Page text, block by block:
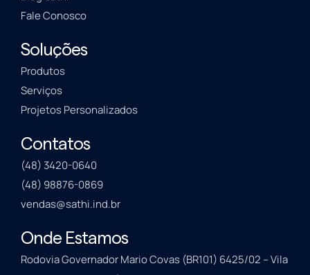
Fale Conosco
Soluções
Produtos
Serviços
Projetos Personalizados
Contatos
(48) 3420-0640
(48) 98876-0869
vendas@sathi.ind.br
Onde Estamos
Rodovia Governador Mario Covas (BR101) 6425/02 – Vila